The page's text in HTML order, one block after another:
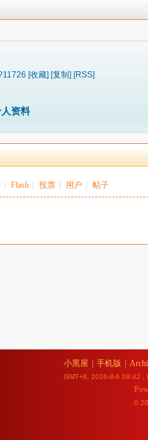
[收藏] [复制] [RSS]
资料
Flash 投票 用户 帖子
小黑屋 手机版
GMT+8, 2026-8-6 09:42 ,
©